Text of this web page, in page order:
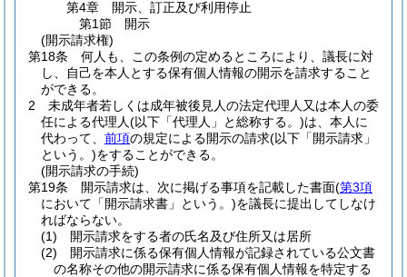
第4章
開示、訂正及び利用停止
第1節
開示
(開示請求権)
第18条
何人も、この条例の定めるところにより、議長に対
し、自己を本人とする保有個人情報の開示を請求すること
ができる。
2
未成年者若しくは成年被後見人の法定代理人又は本人の委
任による代理人(以下「代理人」と総称する。)は、本人に
代わって、 前項の規定による開示の請求(以下「開示請求」
という。)をすることができる。
(開示請求の手続)
第19条
開示請求は、次に掲げる事項を記載した書面(第3項
において「開示請求書」という。)を議長に提出してしなけ
ればならない。
(1)
開示請求をする者の氏名及び住所又は居所
(2)
開示請求に係る保有個人情報が記録されている公文書
の名称その他の開示請求に係る保有個人情報を特定する